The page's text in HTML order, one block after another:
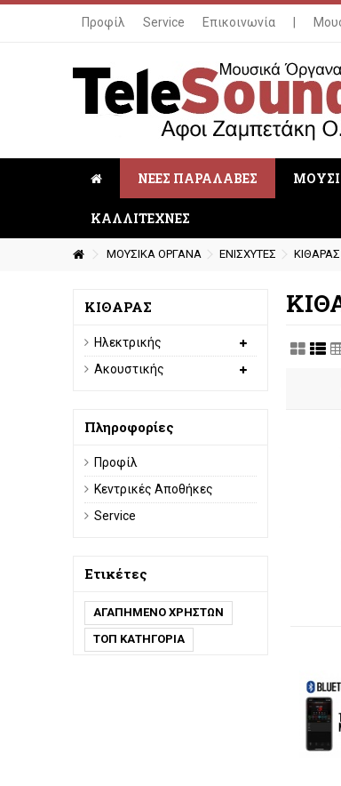
Προφίλ Service Επικοινωνία
ΝΕΕΣ ΠΑΡΑΛΑΒΕΣ
ΚΑΛΛΙΤΕΧΝΕΣ
ΜΟΥΣΙΚΑ ΟΡΓΑΝΑ ΕΝΙΣΧΥΤΕΣ ΚΙΘΑΡΑΣ
ΚΙΘΑΡΑΣ
Ηλεκτρικής
Ακουστικής
Πληροφορίες
Προφίλ
Κεντρικές Αποθήκες
Service
Ετικέτες
ΑΓΑΠΗΜΕΝΟ ΧΡΗΣΤΩΝ
ΤΟΠ ΚΑΤΗΓΟΡΙΑ